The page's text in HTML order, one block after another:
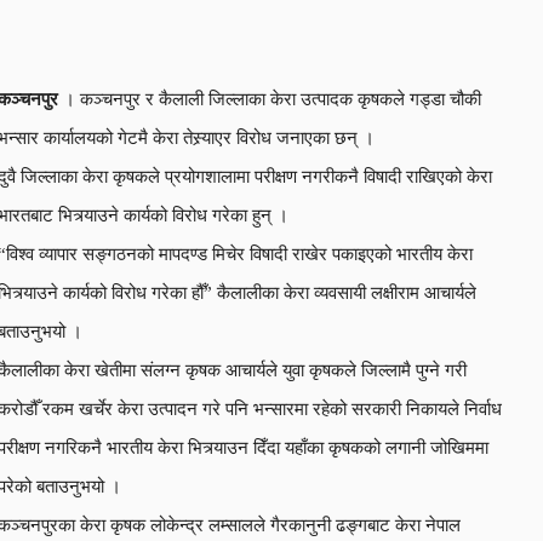
। कञ्चनपुर र कैलाली जिल्लाका केरा उत्पादक कृषकले गड्डा चौकी
कार्यालयको गेटमै केरा तेस्र्याएर विरोध जनाएका छन् ।
जिल्लाका केरा कृषकले प्रयोगशालामा परीक्षण नगरीकनै विषादी राखिएको केरा
भित्र्याउने कार्यको विरोध गरेका हुन् ।
व्यापार सङ्गठनको मापदण्ड मिचेर विषादी राखेर पकाइएको भारतीय केरा
कार्यको विरोध गरेका हौँ” कैलालीका केरा व्यवसायी लक्षीराम आचार्यले
।
केरा खेतीमा संलग्न कृषक आचार्यले युवा कृषकले जिल्लामै पुग्ने गरी
रकम खर्चेर केरा उत्पादन गरे पनि भन्सारमा रहेको सरकारी निकायले निर्वाध
नगरिकनै भारतीय केरा भित्र्याउन दिँदा यहाँका कृषकको लगानी जोखिममा
बताउनुभयो ।
केरा कृषक लोकेन्द्र लम्सालले गैरकानुनी ढङ्गबाट केरा नेपाल